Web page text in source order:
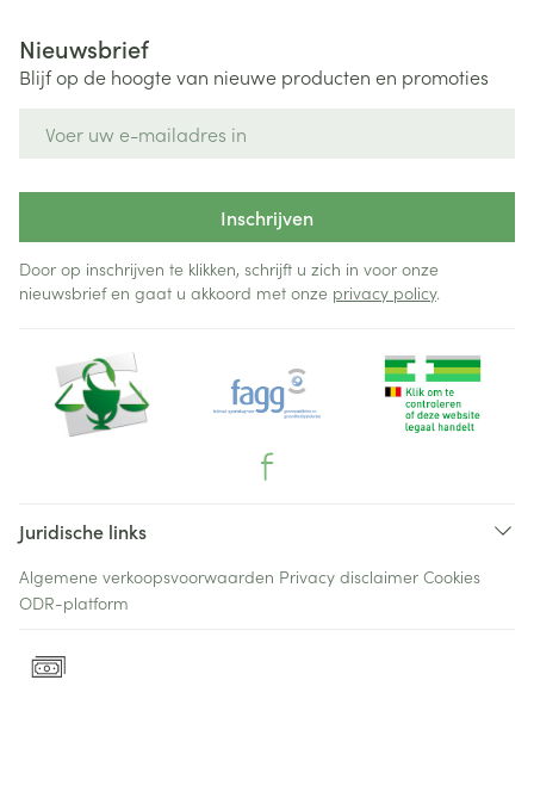
Nieuwsbrief
Blijf op de hoogte van nieuwe producten en promoties
Inschrijven
Door op inschrijven te klikken, schrijft u zich in voor onze
nieuwsbrief en gaat u akkoord met onze privacy policy.
Juridische links
Algemene verkoopsvoorwaarden Privacy disclaimer Cookies
ODR-platform